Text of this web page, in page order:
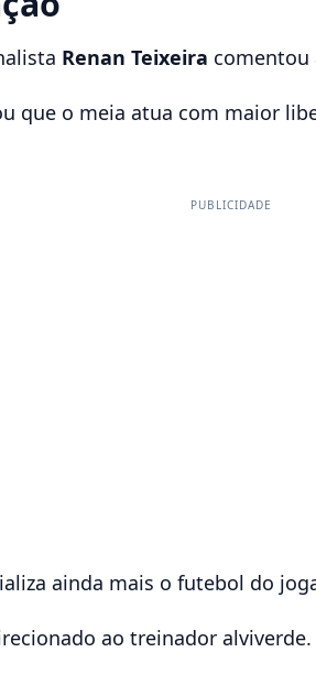
Renan Teixeira comentou
que o meia atua com maior
PUBLICIDADE
ainda mais o futebol do
ao treinador alviverde.